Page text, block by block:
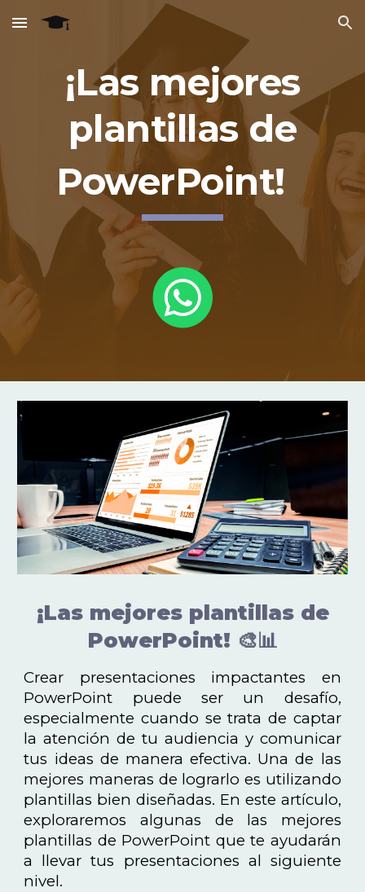
Skip to main content Skip to navigation
¡Las mejores
plantillas de
PowerPoint!
¡Las mejores plantillas de
PowerPoint! 🎨📊
Crear presentaciones impactantes en
PowerPoint puede ser un desafío,
especialmente cuando se trata de captar
la atención de tu audiencia y comunicar
tus ideas de manera efectiva. Una de las
mejores maneras de lograrlo es utilizando
plantillas bien diseñadas. En este artículo,
exploraremos algunas de las mejores
plantillas de PowerPoint que te ayudarán
a llevar tus presentaciones al siguiente
nivel.